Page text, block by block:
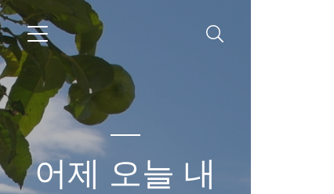
어제 오늘 내